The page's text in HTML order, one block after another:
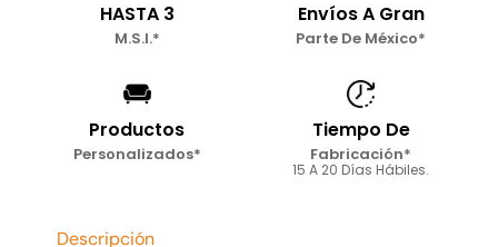
HASTA 3
M.S.I.*
Envíos A Gran
Parte De México*
Productos
Personalizados*
Tiempo De
Fabricación*
15 A 20 Días Hábiles.
Descripción